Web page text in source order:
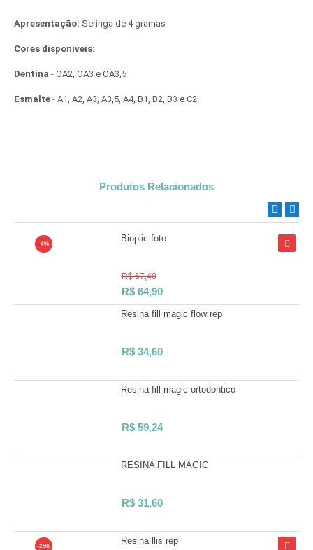
Apresentação: Seringa de 4 gramas
Cores disponíveis:
Dentina - OA2, OA3 e OA3,5
Esmalte - A1, A2, A3, A3,5, A4, B1, B2, B3 e C2
Produtos Relacionados
-4%
Bioplic foto
R$ 67,40
R$ 64,90
Resina fill magic flow rep
R$ 34,60
Resina fill magic ortodontico
R$ 59,24
RESINA FILL MAGIC
R$ 31,60
-25%
Resina llis rep